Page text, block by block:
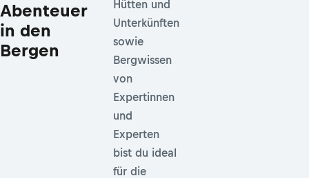
Abenteuer
in den
Bergen
Hütten und
Unterkünften
sowie
Bergwissen
von
Expertinnen
und
Experten
bist du ideal
für die